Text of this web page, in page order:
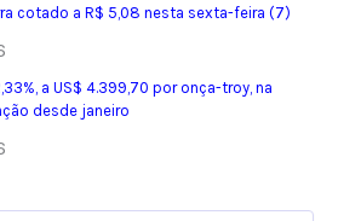
cotado a R$ 5,08 nesta sexta-feira (7)
a US$ 4.399,70 por onça-troy, na
desde janeiro